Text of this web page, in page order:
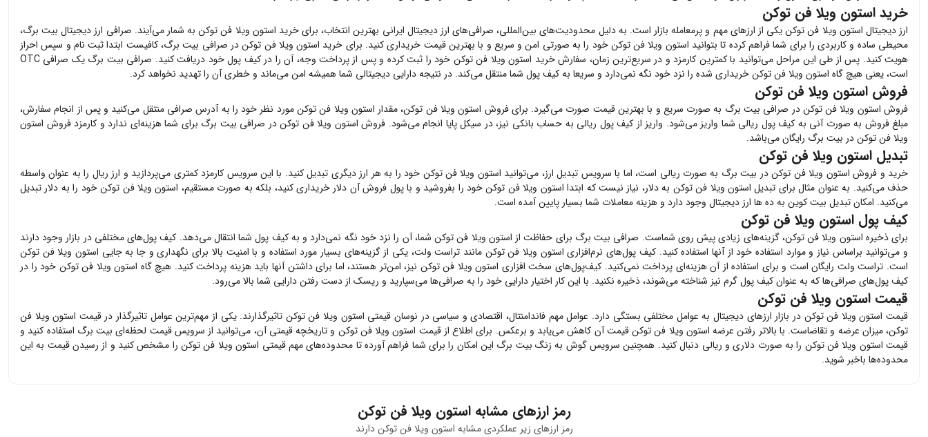
خرید استون ویلا فن توکن
ارز دیجیتال استون ویلا فن توکنیکی از ارزهای مهم و پرمعامله بازار است. به دلیل محدودیت‌های بین‌المللی، صرافی‌های ارز دیجیتال ایرانی بهترین انتخاب، برای خرید استون ویلا فن توکنبه شمار می‌آیند. صرافی ارز دیجیتال بیت برگ،
محیطی ساده و کاربردی را برای شما فراهم کرده تا بتوانید استون ویلا فن توکنخود را به صورتی امن و سریع و با بهترین قیمت خریداری کنید. برای خرید استون ویلا فن توکندر صرافی بیت برگ، کافیست ابتدا ثبت نام و سپس احراز
هویت کنید. پس از طی این مراحل می‌توانید با کمترین کارمزد و در سریع‌ترین زمان، سفارش خرید استون ویلا فن توکن
خود را ثبت کرده و پس از پرداخت وجه، آن را در کیف پول خود دریافت کنید. صرافی بیت برگ یک صرافی OTC
است، یعنی هیچ گاه استون ویلا فن توکنخریداری شده را نزد خود نگه نمی‌دارد و سریعا به کیف پول شما منتقل می‌کند. در نتیجه دارایی دیجیتالی شما همیشه امن می‌ماند و خطری آن را تهدید نخواهد کرد.
فروش استون ویلا فن توکن
فروش استون ویلا فن توکندر صرافی بیت برگ به صورت سریع و با بهترین قیمت صورت می‌گیرد. برای فروش استون ویلا فن توکن، مقدار استون ویلا فن توکنمورد نظر خود را به آدرس صرافی منتقل می‌کنید و پس از انجام سفارش،
مبلغ فروش به صورت آنی به کیف پول ریالی شما واریز می‌شود. واریز از کیف پول ریالی به حساب بانکی نیز، در سیکل پایا انجام می‌شود. فروش استون ویلا فن توکندر صرافی بیت برگ برای شما هزینه‌ای ندارد و کارمزد فروش استون
ویلا فن توکندر بیت برگ رایگان می‌باشد.
تبدیل استون ویلا فن توکن
خرید و فروش استون ویلا فن توکندر بیت برگ به صورت ریالی است، اما با سرویس تبدیل ارز، می‌توانید استون ویلا فن توکن خود را به هر ارز دیگری تبدیل کنید. با این سرویس کارمزد کمتری می‌پردازید و ارز ریال را به عنوان واسطه
حذف می‌کنید. به عنوان مثال برای تبدیل استون ویلا فن توکن به دلار، نیاز نیست که ابتدا استون ویلا فن توکنخود را بفروشید و با پول فروش آن دلار خریداری کنید، بلکه به صورت مستقیم، استون ویلا فن توکنخود را به دلار تبدیل
می‌کنید. امکان تبدیل بیت کوین به ده ها ارز دیجیتال وجود دارد و هزینه معاملات شما بسیار پایین آمده است.
کیف پول استون ویلا فن توکن
برای ذخیره استون ویلا فن توکن، گزینه‌های زیادی پیش روی شماست. صرافی بیت برگ برای حفاظت از استون ویلا فن توکنشما، آن را نزد خود نگه نمی‌دارد و به کیف پول شما انتقال می‌دهد. کیف پول‌های مختلفی در بازار وجود دارند
و می‌توانید براساس نیاز و موارد استفاده خود از آنها استفاده کنید. کیف پول‌های نرم‌افزاری استون ویلا فن توکن مانند تراست ولت، یکی از گزینه‌های بسیار مورد استفاده و با امنیت بالا برای نگهداری و جا به جایی استون ویلا فن توکن
است. تراست ولت رایگان است و برای استفاده از آن هزینه‌ای پرداخت نمی‌کنید. کیف‌پول‌های سخت افزاری استون ویلا فن توکن نیز، امن‌تر هستند، اما برای داشتن آنها باید هزینه پرداخت کنید. هیچ گاه استون ویلا فن توکن خود را در
کیف پول‌های صرافی‌ها که به عنوان کیف پول گرم نیز شناخته می‌شوند، ذخیره نکنید. با این کار اختیار دارایی خود را به صرافی‌ها می‌سپارید و ریسک از دست رفتن دارایی شما بالا می‌رود.
قیمت استون ویلا فن توکن
قیمت استون ویلا فن توکن در بازار ارزهای دیجیتال به عوامل مختلفی بستگی دارد. عوامل مهم فاندامنتال، اقتصادی و سیاسی در نوسان قیمتی استون ویلا فن توکن تاثیرگذارند. یکی از مهم‌ترین عوامل تاثیرگذار در قیمت استون ویلا فن
توکن، میزان عرضه و تقاضاست. با بالاتر رفتن عرضه استون ویلا فن توکنقیمت آن کاهش می‌یابد و برعکس. برای اطلاع از قیمت استون ویلا فن توکن و تاریخچه قیمتی آن، می‌توانید از سرویس قیمت لحظه‌ای بیت برگ استفاده کنید و
قیمت استون ویلا فن توکن را به صورت دلاری و ریالی دنبال کنید. همچنین سرویس گوش به زنگ بیت برگ این امکان را برای شما فراهم آورده تا محدوده‌های مهم قیمتی استون ویلا فن توکنرا مشخص کنید و از رسیدن قیمت به این
محدوده‌ها باخبر شوید.
رمز ارزهای مشابهاستون ویلا فن توکن
رمز ارزهای زیر عملکردی مشابه استون ویلا فن توکندارند